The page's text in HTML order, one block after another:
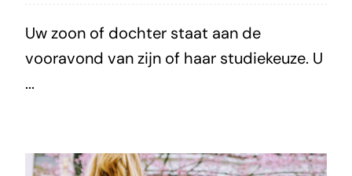
Uw zoon of dochter staat aan de
vooravond van zijn of haar studiekeuze. U
...